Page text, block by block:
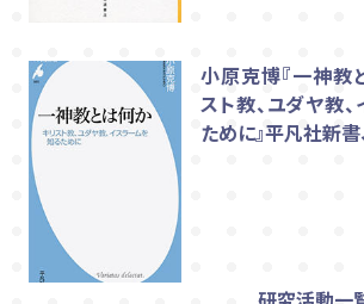
小原克博『一神
スト教、ユダヤ教
ために』平凡社新